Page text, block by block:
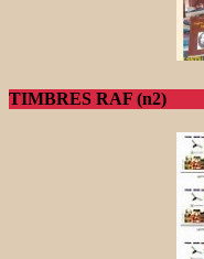
TIMBRES RAF (n2)